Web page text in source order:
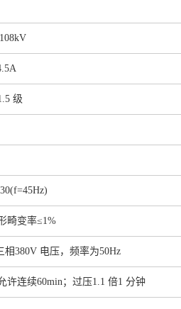
级
畸变率≤1%
相380V 电压，频率为50Hz
许连续60min；过压1.1 倍1 分钟